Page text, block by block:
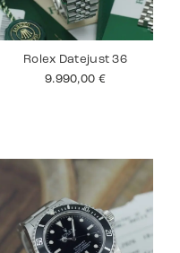
Rolex Datejust 36
9.990,00 €